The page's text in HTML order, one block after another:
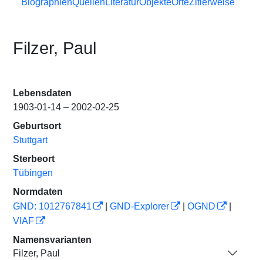
BiographienQuellen LiteraturObjekteOrteZitierweise
Filzer, Paul
Lebensdaten
1903-01-14 – 2002-02-25
Geburtsort
Stuttgart
Sterbeort
Tübingen
Normdaten
GND: 1012767841
GND-Explorer OGND
VIAF
Namensvarianten
Filzer, Paul